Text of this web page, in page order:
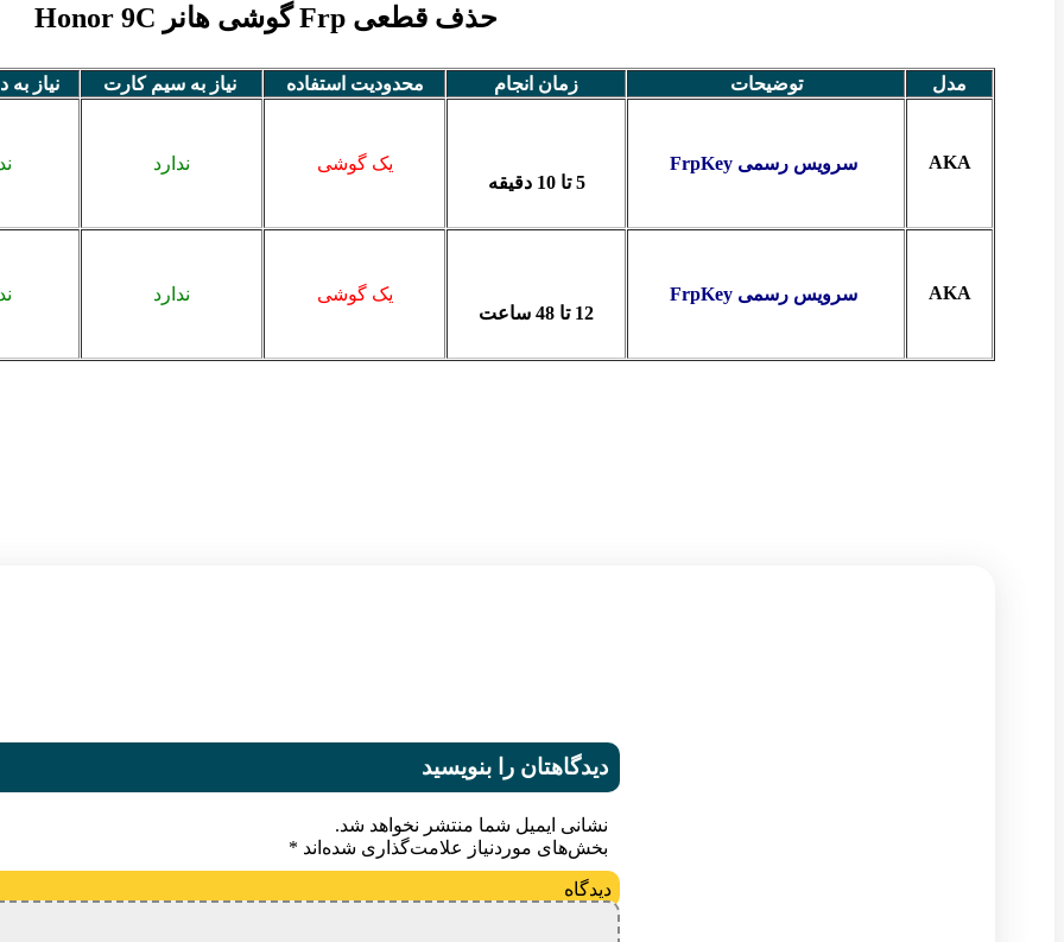
حذف قطعی Frp گوشی هانر Honor 9C
مدل توضیحات زمان انجام محدودیت استفاده نیاز به سیم کارت نیاز به
AKA
سرویس رسمی FrpKey
5 تا 10 دقیقه
یک گوشی ندارد
AKA
سرویس رسمی FrpKey
12 تا 48 ساعت
یک گوشی ندارد
دیدگاهتان را بنویسید
نشانی ایمیل شما منتشر نخواهد شد.
بخش‌های موردنیاز علامت‌گذاری شده‌اند *